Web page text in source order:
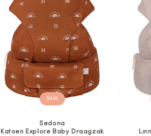
Sale
Sedona
Katoen Explore Baby Draagzak